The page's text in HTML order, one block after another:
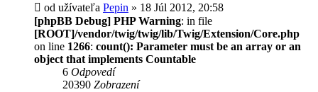
od užívateľa Pepin » 18 Júl 2012, 20:58
[phpBB Debug] PHP Warning: in file
[ROOT]/vendor/twig/twig/lib/Twig/Extension/Core.php
on line 1266: count(): Parameter must be an array or an
object that implements Countable
6 Odpovedí
20390 Zobrazení